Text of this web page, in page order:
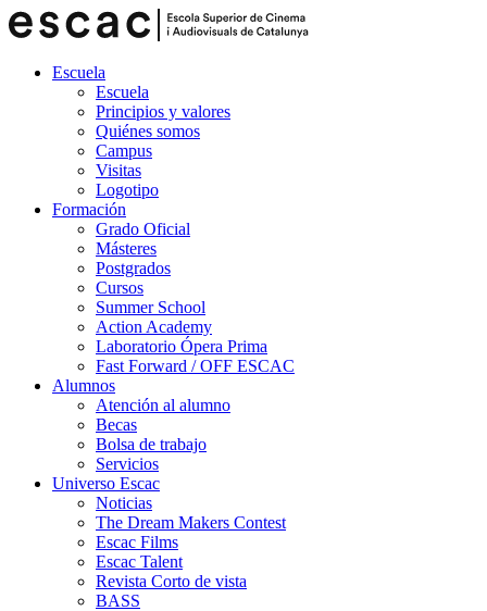
Escuela
Escuela
Principios y valores
Quiénes somos
Campus
Visitas
Logotipo
Formación
Grado Oficial
Másteres
Postgrados
Cursos
Summer School
Action Academy
Laboratorio Ópera Prima
Fast Forward / OFF ESCAC
Alumnos
Atención al alumno
Becas
Bolsa de trabajo
Servicios
Universo Escac
Noticias
The Dream Makers Contest
Escac Films
Escac Talent
Revista Corto de vista
BASS